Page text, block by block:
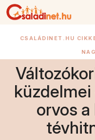
CSALÁDINET.HU
orvos